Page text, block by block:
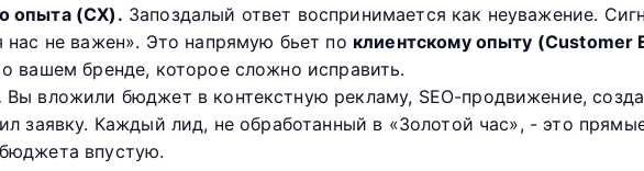
опыта (CX). Запоздалый ответ воспринимается как неуважение.
не важен». Это напрямую бьет по клиентскому опыту (Customer
о вашем бренде, которое сложно исправить.
Вы вложили бюджет в контекстную рекламу, SEO-продвижение,
заявку. Каждый лид, не обработанный в «Золотой час», - это
впустую.